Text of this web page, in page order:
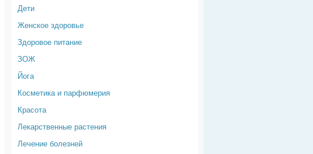
Дети
Женское здоровье
Здоровое питание
ЗОЖ
Йога
Косметика и парфюмерия
Красота
Лекарственные растения
Лечение болезней